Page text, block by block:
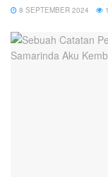
8 SEPTEMBER 2024